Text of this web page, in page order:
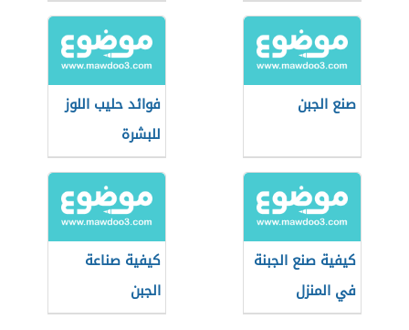
صنع الجبن
فوائد حليب اللوز
للبشرة
كيفية صنع الجبنة
في المنزل
كيفية صناعة
الجبن